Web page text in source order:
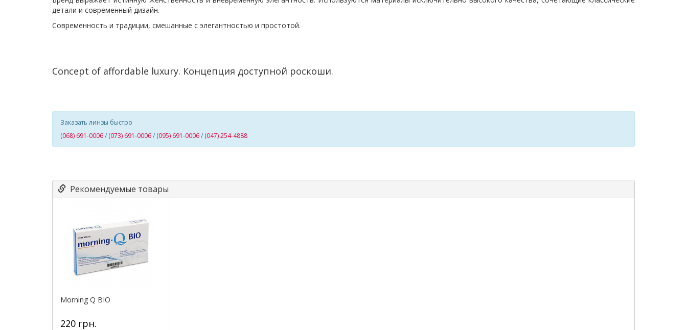
детали и современный дизайн.
Современность и традиции, смешанные с элегантностью и простотой.
Concept of affordable luxury. Концепция доступной роскоши.
Заказать линзы быстро
(068) 691-0006/ (073) 691-0006/ (095) 691-0006/ (047) 254-4888
Рекомендуемые товары
Morning Q BIO
220 грн.